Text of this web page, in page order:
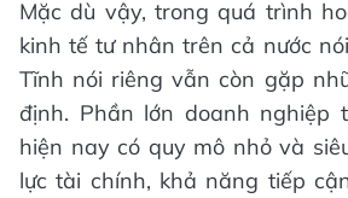
Mặc dù vậy, trong quá trình
kinh tế tư nhân trên cả nước
Tĩnh nói riêng vẫn còn gặp
định. Phần lớn doanh nghiệp
hiện nay có quy mô nhỏ và
lực tài chính, khả năng tiếp